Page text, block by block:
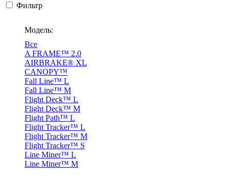
Фильтр
Модель:
Все
A FRAME™ 2.0
AIRBRAKE® XL
CANOPY™
Fall Line™ L
Fall Line™ M
Flight Deck™ L
Flight Deck™ M
Flight Path™ L
Flight Tracker™ L
Flight Tracker™ M
Flight Tracker™ S
Line Miner™ L
Line Miner™ M